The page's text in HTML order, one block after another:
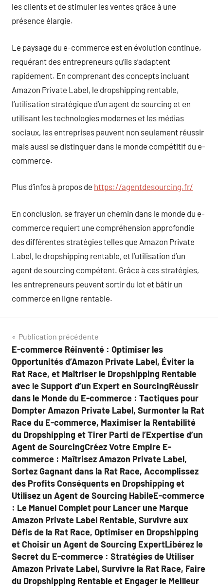
les clients et de stimuler les ventes grâce à une
présence élargie.
Le paysage du e-commerce est en évolution continue,
requérant des entrepreneurs qu’ils s’adaptent
rapidement. En comprenant des concepts incluant
Amazon Private Label, le dropshipping rentable,
l’utilisation stratégique d’un agent de sourcing et en
utilisant les technologies modernes et les médias
sociaux, les entreprises peuvent non seulement réussir
mais aussi se distinguer dans le monde compétitif du e-
commerce.
Plus d’infos à propos de https://agentdesourcing.fr/
En conclusion, se frayer un chemin dans le monde du e-
commerce requiert une compréhension approfondie
des différentes stratégies telles que Amazon Private
Label, le dropshipping rentable, et l’utilisation d’un
agent de sourcing compétent. Grâce à ces stratégies,
les entrepreneurs peuvent sortir du lot et bâtir un
commerce en ligne rentable.
Navigation
de
l’article
Publication précédente
E-commerce Réinventé : Optimiser les
Opportunités d’Amazon Private Label, Éviter la
Rat Race, et Maîtriser le Dropshipping Rentable
avec le Support d’un Expert en SourcingRéussir
dans le Monde du E-commerce : Tactiques pour
Dompter Amazon Private Label, Surmonter la Rat
Race du E-commerce, Maximiser la Rentabilité
du Dropshipping et Tirer Parti de l’Expertise d’un
Agent de SourcingCréez Votre Empire E-
commerce : Maîtrisez Amazon Private Label,
Sortez Gagnant dans la Rat Race, Accomplissez
des Profits Conséquents en Dropshipping et
Utilisez un Agent de Sourcing HabileE-commerce
: Le Manuel Complet pour Lancer une Marque
Amazon Private Label Rentable, Survivre aux
Défis de la Rat Race, Optimiser en Dropshipping
et Choisir un Agent de Sourcing ExpertLibérez le
Secret du E-commerce : Stratégies de Utiliser
Amazon Private Label, Survivre la Rat Race, Faire
du Dropshipping Rentable et Engager le Meilleur